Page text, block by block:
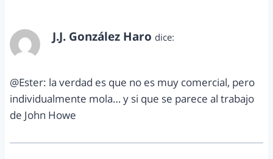
J.J. González Haro dice:
@Ester: la verdad es que no es muy comercial, pero
individualmente mola… y si que se parece al trabajo
de John Howe